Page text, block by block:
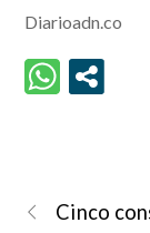
Diarioadn.co
Cinco